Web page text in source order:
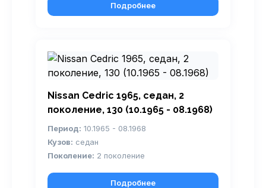
Подробнее
Nissan Cedric 1965, седан, 2
поколение, 130 (10.1965 - 08.1968)
Период: 10.1965 - 08.1968
Кузов: седан
Поколение: 2 поколение
Подробнее